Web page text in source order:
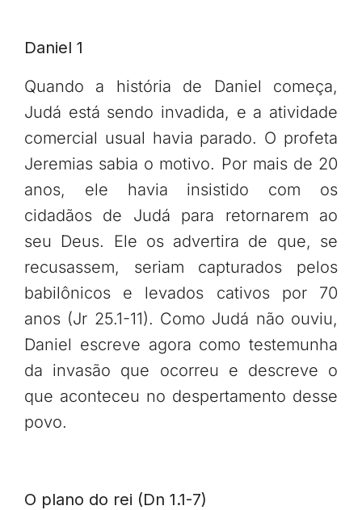
Daniel 1
Quando a história de Daniel começa,
Judá está sendo invadida, e a atividade
comercial usual havia parado. O profeta
Jeremias sabia o motivo. Por mais de 20
anos, ele havia insistido com os
cidadãos de Judá para retornarem ao
seu Deus. Ele os advertira de que, se
recusassem, seriam capturados pelos
babilônicos e levados cativos por 70
anos (Jr 25.1-11). Como Judá não ouviu,
Daniel escreve agora como testemunha
da invasão que ocorreu e descreve o
que aconteceu no despertamento desse
povo.
O plano do rei (Dn 1.1-7)